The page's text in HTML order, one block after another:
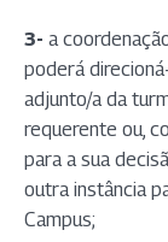
3- a
poderá
adjunto/a da
requerente ou,
para a sua
outra instância
Campus;